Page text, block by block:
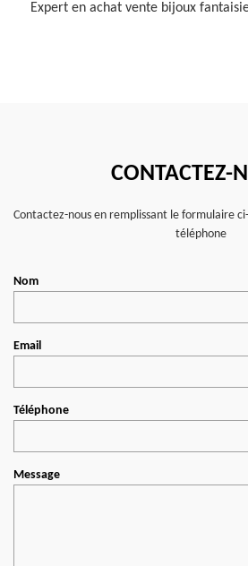
Expert en achat vente bijoux
CONTACTEZ-
Contactez-nous en remplissant le formulaire
téléphone
Nom
Email
Téléphone
Message